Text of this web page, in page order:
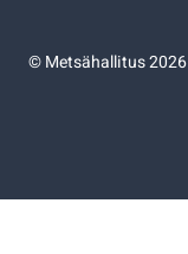
©Metsähallitus 2026